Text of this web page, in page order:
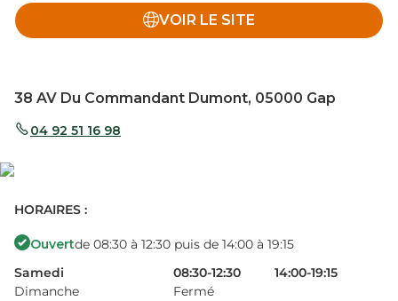
VOIR LE SITE
38 AV Du Commandant Dumont, 05000 Gap
04 92 51 16 98
HORAIRES :
Ouvertde 08:30 à 12:30 puis de 14:00 à 19:15
Samedi
08:30-12:30
14:00-19:15
Dimanche
Fermé